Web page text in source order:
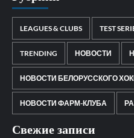
LEAGUES & CLUBS TEST
TRENDING НОВОСТИ
НОВОСТИ БЕЛОРУССКОГО
НОВОСТИ ФАРМ-КЛУБА
Свежие записи